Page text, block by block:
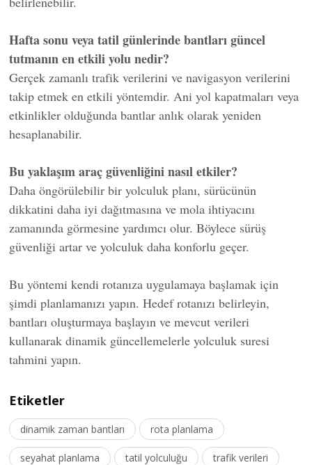
Hafta sonu veya tatil günlerinde bantları güncel
tutmanın en etkili yolu nedir?
Gerçek zamanlı trafik verilerini ve navigasyon verilerini
takip etmek en etkili yöntemdir. Ani yol kapatmaları veya
etkinlikler olduğunda bantlar anlık olarak yeniden
hesaplanabilir.
Bu yaklaşım araç güvenliğini nasıl etkiler?
Daha öngörülebilir bir yolculuk planı, sürücünün
dikkatini daha iyi dağıtmasına ve mola ihtiyacını
zamanında görmesine yardımcı olur. Böylece sürüş
güvenliği artar ve yolculuk daha konforlu geçer.
Bu yöntemi kendi rotanıza uygulamaya başlamak için
şimdi planlamanızı yapın. Hedef rotanızı belirleyin,
bantları oluşturmaya başlayın ve mevcut verileri
kullanarak dinamik güncellemelerle yolculuk suresi
tahmini yapın.
Etiketler
dinamik zaman bantları rota planlama
seyahat planlama tatil yolculuğu trafik verileri